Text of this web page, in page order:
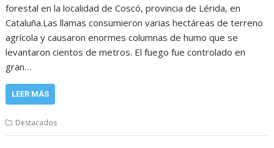
forestal en la localidad de Coscó, provincia de Lérida, en
Cataluña.Las llamas consumieron varias hectáreas de terreno
agrícola y causaron enormes columnas de humo que se
levantaron cientos de metros. El fuego fue controlado en
gran…
LEER MÁS
Destacados